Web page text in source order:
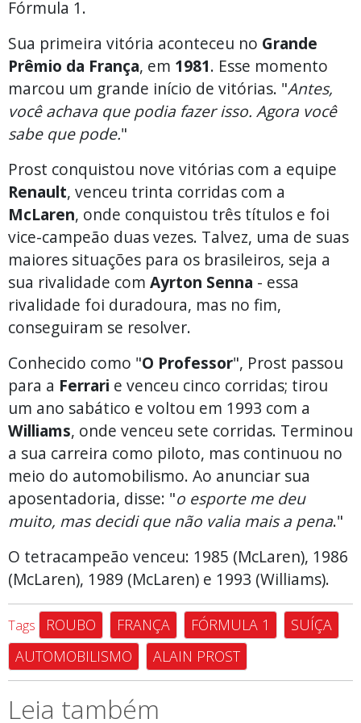
Fórmula 1.
Sua primeira vitória aconteceu no Grande
Prêmio da França, em 1981. Esse momento
marcou um grande início de vitórias. "Antes,
você achava que podia fazer isso. Agora você
sabe que pode."
Prost conquistou nove vitórias com a equipe
Renault, venceu trinta corridas com a
McLaren, onde conquistou três títulos e foi
vice-campeão duas vezes. Talvez, uma de suas
maiores situações para os brasileiros, seja a
sua rivalidade com Ayrton Senna - essa
rivalidade foi duradoura, mas no fim,
conseguiram se resolver.
Conhecido como "O Professor", Prost passou
para a Ferrari e venceu cinco corridas; tirou
um ano sabático e voltou em 1993 com a
Williams, onde venceu sete corridas. Terminou
a sua carreira como piloto, mas continuou no
meio do automobilismo. Ao anunciar sua
aposentadoria, disse: "o esporte me deu
muito, mas decidi que não valia mais a pena."
O tetracampeão venceu: 1985 (McLaren), 1986
(McLaren), 1989 (McLaren) e 1993 (Williams).
Tags ROUBO FRANÇA FÓRMULA 1
SUÍÇA
AUTOMOBILISMO
ALAIN PROST
Leia também